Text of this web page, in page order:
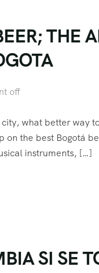
THE
off
what better way
on the best Bogotá
instruments, […]
SI SE